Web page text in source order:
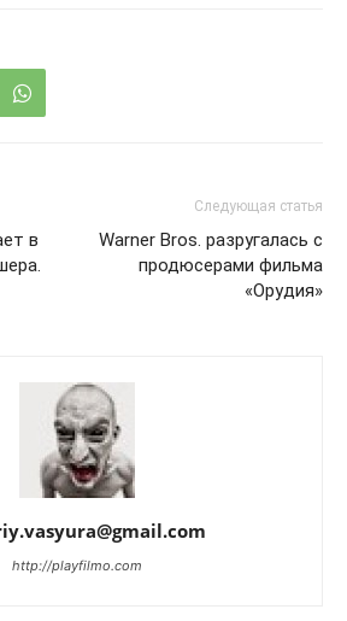
в
Следующая статья
Warner Bros. разругалась с
продюсерами фильма
«Орудия»
http://playfilmo.com